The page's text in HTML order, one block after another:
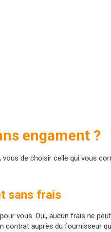
engament ?
de choisir celle qui vous
sans frais
vous. Oui, aucun frais ne
contrat auprès du fournisseur